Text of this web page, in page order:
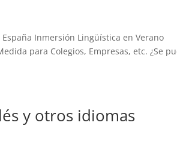
Inmersión Lingüística en Verano
para Colegios, Empresas, etc. ¿Se
y otros idiomas